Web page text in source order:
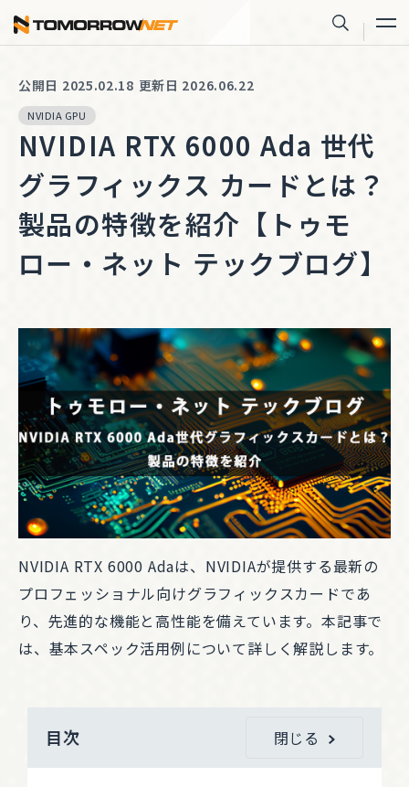
株式会社トゥモロー・ネット
サイト内
公開日 2025.02.18 更新日 2026.06.22
NVIDIA GPU
NVIDIA RTX 6000 Ada 世代
グラフィックス カードとは？
製品の特徴を紹介【トゥモ
ロー・ネット テックブログ】
NVIDIA RTX 6000 Adaは、NVIDIAが提供する最新の
プロフェッショナル向けグラフィックスカードであ
り、先進的な機能と高性能を備えています。本記事で
は、基本スペック活用例について詳しく解説します。
目次 閉じる